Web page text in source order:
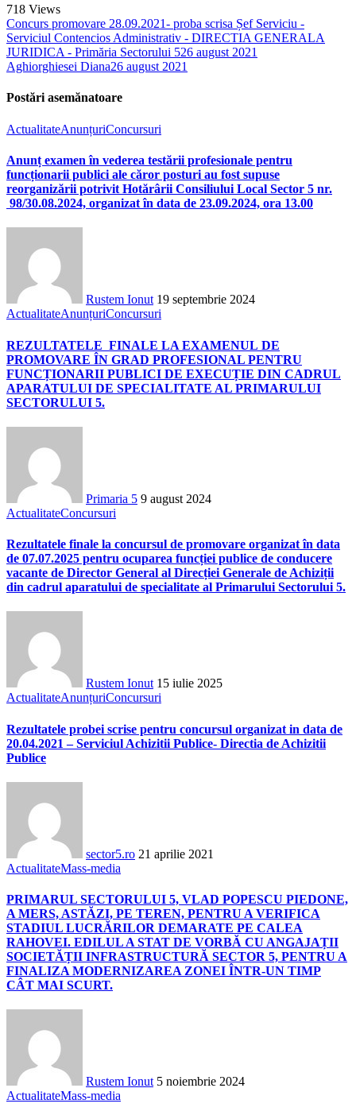
718 Views
Concurs promovare 28.09.2021- proba scrisa Șef Serviciu -
Serviciul Contencios Administrativ - DIRECTIA GENERALA
JURIDICA - Primăria Sectorului 526 august 2021
Aghiorghiesei Diana26 august 2021
Postări asemănatoare
ActualitateAnunțuriConcursuri
Anunț examen în vederea testării profesionale pentru
funcționarii publici ale căror posturi au fost supuse
reorganizării potrivit Hotărârii Consiliului Local Sector 5 nr.
98/30.08.2024, organizat în data de 23.09.2024, ora 13.00
Rustem Ionut 19 septembrie 2024
ActualitateAnunțuriConcursuri
REZULTATELE FINALE LA EXAMENUL DE
PROMOVARE ÎN GRAD PROFESIONAL PENTRU
FUNCȚIONARII PUBLICI DE EXECUȚIE DIN CADRUL
APARATULUI DE SPECIALITATE AL PRIMARULUI
SECTORULUI 5.
Primaria 5 9 august 2024
ActualitateConcursuri
Rezultatele finale la concursul de promovare organizat în data
de 07.07.2025 pentru ocuparea funcției publice de conducere
vacante de Director General al Direcției Generale de Achiziții
din cadrul aparatului de specialitate al Primarului Sectorului 5.
Rustem Ionut 15 iulie 2025
ActualitateAnunțuriConcursuri
Rezultatele probei scrise pentru concursul organizat in data de
20.04.2021 – Serviciul Achizitii Publice- Directia de Achizitii
Publice
sector5.ro 21 aprilie 2021
ActualitateMass-media
PRIMARUL SECTORULUI 5, VLAD POPESCU PIEDONE,
A MERS, ASTĂZI, PE TEREN, PENTRU A VERIFICA
STADIUL LUCRĂRILOR DEMARATE PE CALEA
RAHOVEI. EDILUL A STAT DE VORBĂ CU ANGAJAȚII
SOCIETĂȚII INFRASTRUCTURĂ SECTOR 5, PENTRU A
FINALIZA MODERNIZAREA ZONEI ÎNTR-UN TIMP
CÂT MAI SCURT.
Rustem Ionut 5 noiembrie 2024
ActualitateMass-media